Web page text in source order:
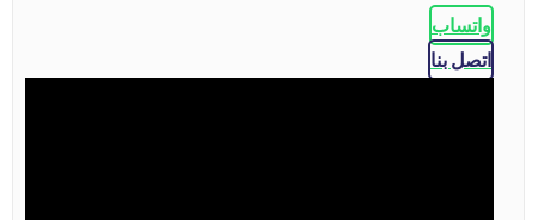
واتساب
اتصل بنا